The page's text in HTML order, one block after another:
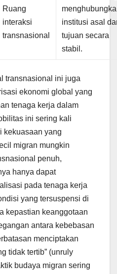
Ruang
interaksi
transnasional
institusi asal
tujuan secara
stabil.
transnasional ini juga
ekonomi global yang
tenaga kerja dalam
ini sering kali
kekuasaan yang
migran mungkin
penuh,
hanya dapat
pada tenaga kerja
yang tersuspensi di
kepastian keanggotaan
antara kebebasan
menciptakan
tidak tertib” (unruly
budaya migran sering